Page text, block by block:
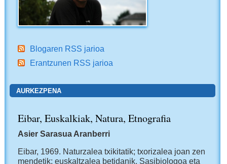
Blogaren RSS jarioa
Erantzunen RSS jarioa
AURKEZPENA
Eibar, Euskalkiak, Natura, Etnografia
Asier Sarasua Aranberri
Eibar, 1969. Naturzalea txikitatik; txorizalea joan zen
mendetik; euskaltzalea betidanik. Sasibiologoa eta